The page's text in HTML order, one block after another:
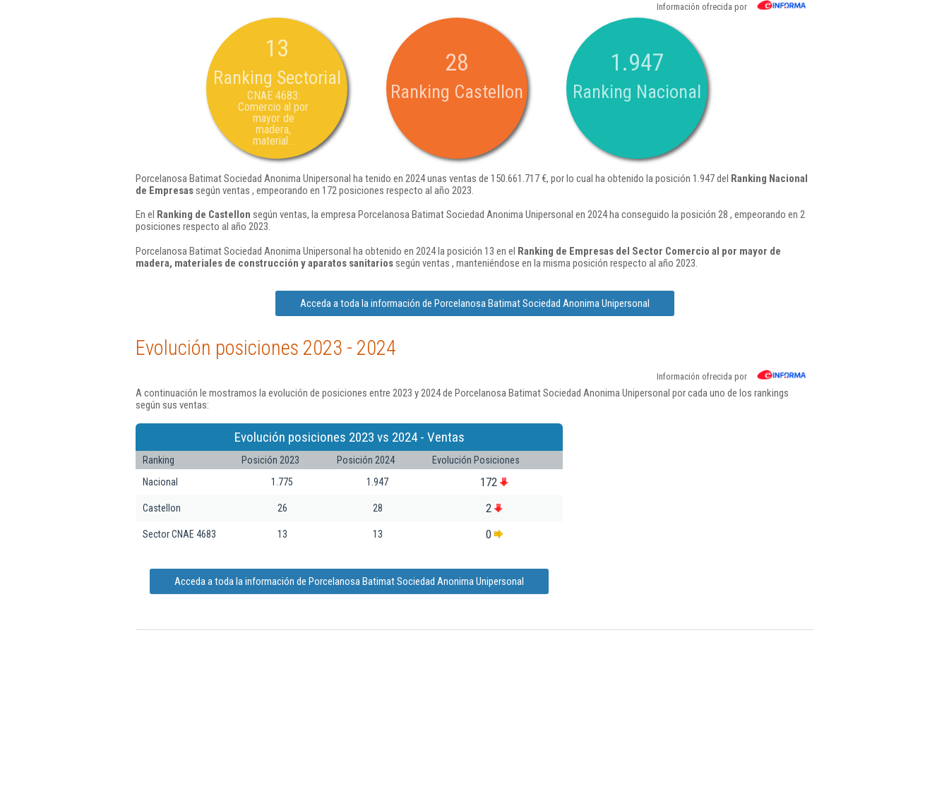
Información ofrecida por
13
Ranking Sectorial
CNAE 4683:
Comercio al por
mayor de
madera,
material...
28
Ranking Castellon
1.947
Ranking Nacional
Porcelanosa Batimat Sociedad Anonima Unipersonal ha tenido en 2024 unas ventas de 150.661.717 €, por lo cual ha obtenido la posición 1.947 del Ranking Nacional
de Empresassegún ventas , empeorando en 172 posiciones respecto al año 2023.
En el Ranking de Castellon según ventas, la empresa Porcelanosa Batimat Sociedad Anonima Unipersonal en 2024 ha conseguido la posición 28 , empeorando en 2
posiciones respecto al año 2023.
Porcelanosa Batimat Sociedad Anonima Unipersonal ha obtenido en 2024 la posición 13 en el Ranking de Empresas del Sector Comercio al por mayor de
madera, materiales de construcción y aparatos sanitariossegún ventas , manteniéndose en la misma posición respecto al año 2023.
Acceda a toda la información de Porcelanosa Batimat Sociedad Anonima Unipersonal
Evolución posiciones 2023 - 2024
Información ofrecida por
A continuación le mostramos la evolución de posiciones entre 2023 y 2024 de Porcelanosa Batimat Sociedad Anonima Unipersonal por cada uno de los rankings
según sus ventas:
Evolución posiciones 2023 vs 2024 - Ventas
Ranking Posición 2023 Posición 2024
Evolución Posiciones
Nacional
1.775 1.947 172
Castellon 26 28 2
Sector CNAE 4683 13 13 0
Acceda a toda la información de Porcelanosa Batimat Sociedad Anonima Unipersonal